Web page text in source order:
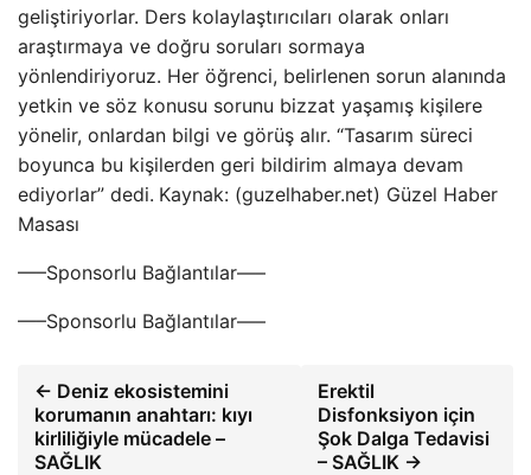
geliştiriyorlar. Ders kolaylaştırıcıları olarak onları
araştırmaya ve doğru soruları sormaya
yönlendiriyoruz. Her öğrenci, belirlenen sorun alanında
yetkin ve söz konusu sorunu bizzat yaşamış kişilere
yönelir, onlardan bilgi ve görüş alır. “Tasarım süreci
boyunca bu kişilerden geri bildirim almaya devam
ediyorlar” dedi. Kaynak: (guzelhaber.net) Güzel Haber
Masası
—–Sponsorlu Bağlantılar—–
—–Sponsorlu Bağlantılar—–
← Deniz ekosistemini
korumanın anahtarı: kıyı
kirliliğiyle mücadele –
SAĞLIK
Erektil
Disfonksiyon için
Şok Dalga Tedavisi
– SAĞLIK →